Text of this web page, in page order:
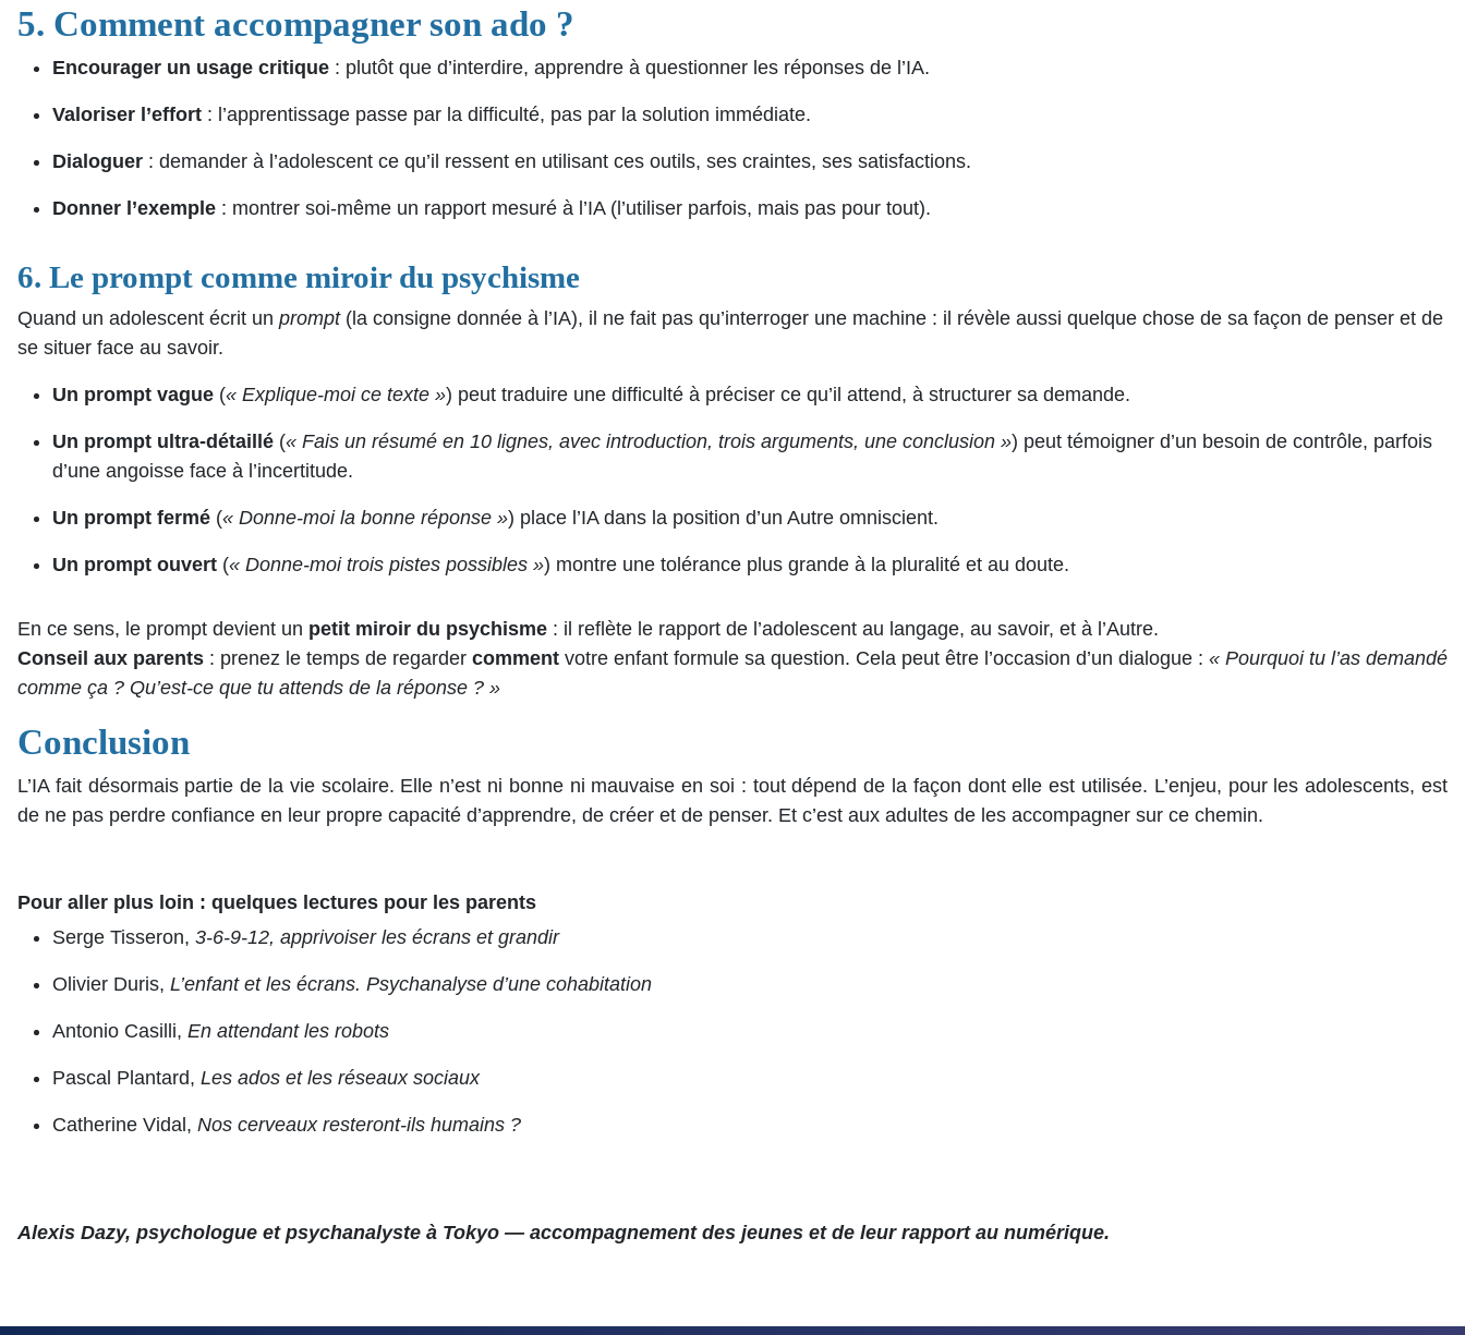
5. Comment accompagner son ado ?
Encourager un usage critique : plutôt que d’interdire, apprendre à questionner les réponses de l’IA.
Valoriser l’effort : l’apprentissage passe par la difficulté, pas par la solution immédiate.
Dialoguer : demander à l’adolescent ce qu’il ressent en utilisant ces outils, ses craintes, ses satisfactions.
Donner l’exemple : montrer soi-même un rapport mesuré à l’IA (l’utiliser parfois, mais pas pour tout).
6. Le prompt comme miroir du psychisme
Quand un adolescent écrit un prompt(la consigne donnée à l’IA), il ne fait pas qu’interroger une machine : il révèle aussi quelque chose de sa façon de penser et de
se situer face au savoir.
Un prompt vague (« Explique-moi ce texte ») peut traduire une difficulté à préciser ce qu’il attend, à structurer sa demande.
Un prompt ultra-détaillé (« Fais un résumé en 10 lignes, avec introduction, trois arguments, une conclusion ») peut témoigner d’un besoin de contrôle, parfois
d’une angoisse face à l’incertitude.
Un prompt fermé (« Donne-moi la bonne réponse ») place l’IA dans la position d’un Autre omniscient.
Un prompt ouvert (« Donne-moi trois pistes possibles ») montre une tolérance plus grande à la pluralité et au doute.
En ce sens, le prompt devient un petit miroir du psychisme : il reflète le rapport de l’adolescent au langage, au savoir, et à l’Autre.
Conseil aux parents : prenez le temps de regarder comment votre enfant formule sa question. Cela peut être l’occasion d’un dialogue : « Pourquoi tu l’as demandé
comme ça ? Qu’est-ce que tu attends de la réponse ? »
Conclusion
L’IA fait désormais partie de la vie scolaire. Elle n’est ni bonne ni mauvaise en soi : tout dépend de la façon dont elle est utilisée. L’enjeu, pour les adolescents, est
de ne pas perdre confiance en leur propre capacité d’apprendre, de créer et de penser. Et c’est aux adultes de les accompagner sur ce chemin.
Pour aller plus loin : quelques lectures pour les parents
Serge Tisseron, 3-6-9-12, apprivoiser les écrans et grandir
Olivier Duris, L’enfant et les écrans. Psychanalyse d’une cohabitation
Antonio Casilli, En attendant les robots
Pascal Plantard, Les ados et les réseaux sociaux
Catherine Vidal, Nos cerveaux resteront-ils humains ?
Alexis Dazy, psychologue et psychanalyste à Tokyo — accompagnement des jeunes et de leur rapport au numérique.